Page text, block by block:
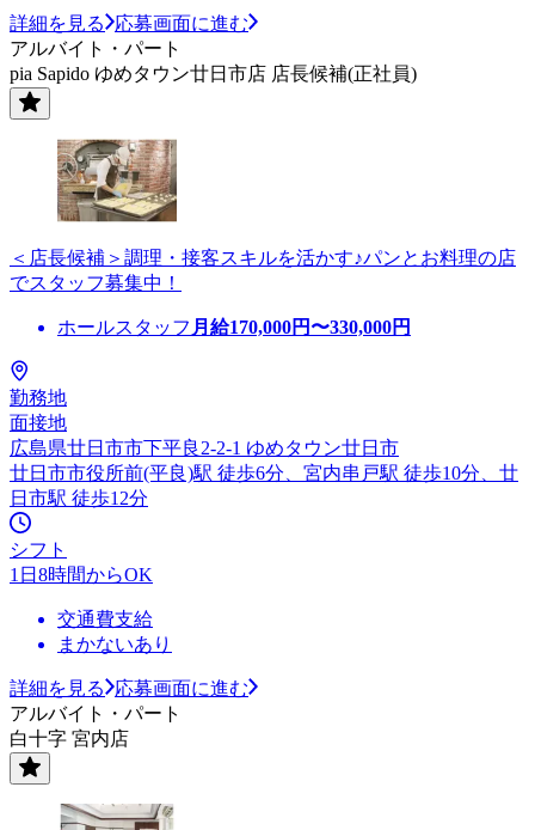
詳細を見る
応募画面に進む
アルバイト・パート
pia Sapido ゆめタウン廿日市店 店長候補(正社員)
＜店長候補＞調理・接客スキルを活かす♪パンとお料理の店
でスタッフ募集中！
ホールスタッフ 月給170,000円〜330,000円
勤務地
面接地
広島県廿日市市下平良2-2-1 ゆめタウン廿日市
廿日市市役所前(平良)駅 徒歩6分、宮内串戸駅 徒歩10分、廿
日市駅 徒歩12分
シフト
1日8時間からOK
交通費支給
まかないあり
詳細を見る
応募画面に進む
アルバイト・パート
白十字 宮内店